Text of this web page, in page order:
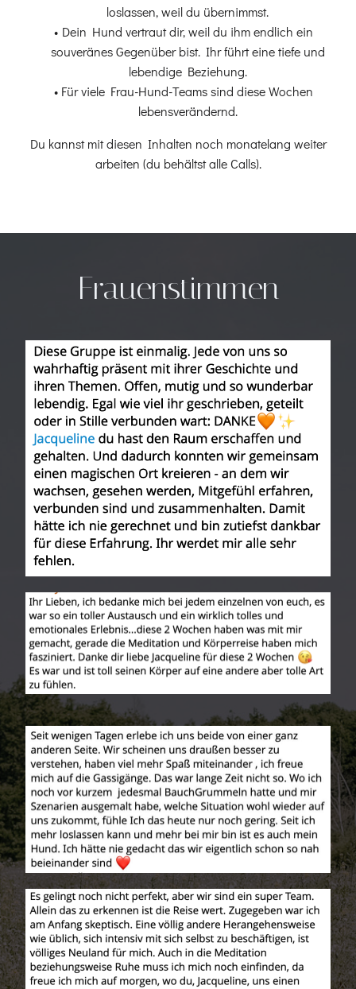
loslassen, weil du übernimmst.
Dein Hund vertraut dir, weil du ihm endlich ein
souveränes Gegenüber bist. Ihr führt eine tiefe und
lebendige Beziehung.
Für viele Frau-Hund-Teams sind diese Wochen
lebensverändernd.
Du kannst mit diesen Inhalten noch monatelang weiter
arbeiten (du behältst alle Calls).
Frauenstimmen